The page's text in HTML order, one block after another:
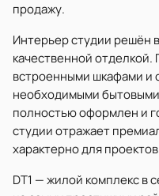
продажу.
Интерьер студии решён
качественной
встроенными шкафами и
необходимыми
полностью оформлен и
студии отражает
характерно для
DT1 — жилой комплекс в